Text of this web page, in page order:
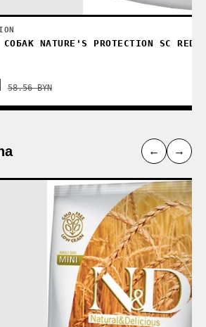
NATURE'S PROTECTION SC RED
58.56 BYN
← →